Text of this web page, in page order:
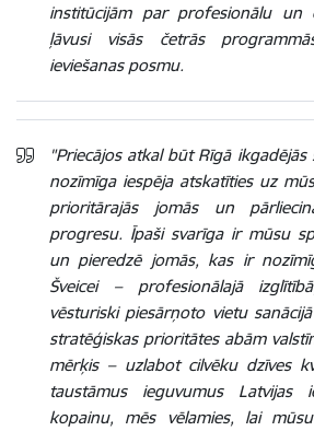
institūcijām par profesionālu un
ļāvusi visās četrās
ieviešanas posmu.
"Priecājos atkal būt Rīgā ikgadējās
nozīmīga iespēja atskatīties uz
prioritārajās jomās un
progresu. Īpaši svarīga ir mūsu
un pieredzē jomās, kas ir
Šveicei – profesionālajā
vēsturiski piesārņoto vietu
stratēģiskas prioritātes abām
mērķis – uzlabot cilvēku dzīves
taustāmus ieguvumus Latvijas
kopainu, mēs vēlamies, lai